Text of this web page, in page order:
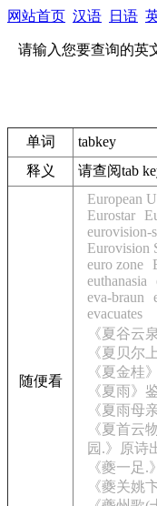
网站首页 汉语 日语
请输入您要查询的英
单词
tabkey
释义
请查阅tab
随便看
European
Eurostar
eurovision-
Eurovision
euro zone
euthanasia
eva-braun
evacuates
《夏谷云
《夏贝尔
《夏金桂
《夏雨》
《夏雨母
《夏首云
园.》原诗
《夔一足
《夔关姚